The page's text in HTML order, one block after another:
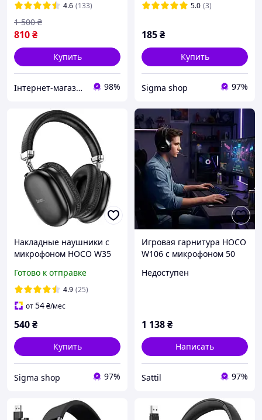
4.6 (133)
810₴
1 500 ₴
Купить
Інтернет-магазин Smart Room 98%
5.0 (3)
185₴
Купить
Sigma shop 97%
Накладные наушники с
микрофоном HOCO W35
карта/до 90 часов
Черный (26564)
Готово к отправке
4.9 (25)
от54₴/мес
540₴
Купить
Sigma shop 97%
Игровая гарнитура HOCO
W106 с микрофоном 50
для геймеров
Недоступен
1 138₴
Написать
Sattil 97%